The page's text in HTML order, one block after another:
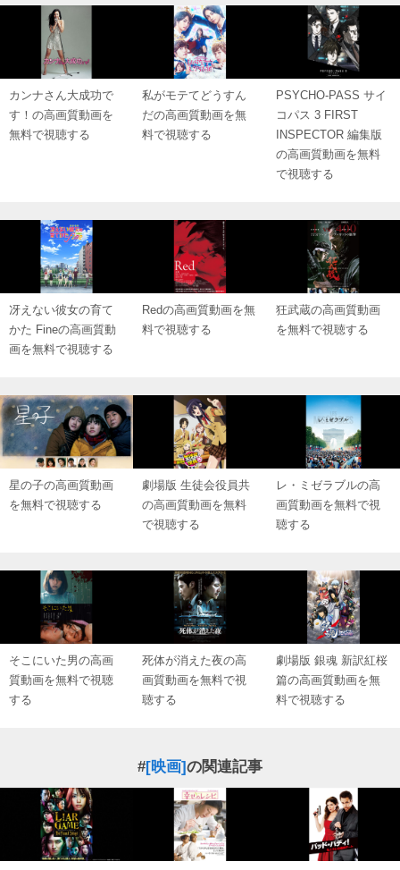
カンナさん大成功で
す！の高画質動画を
無料で視聴する
私がモテてどうすん
だの高画質動画を無
料で視聴する
PSYCHO-PASS サイ
コパス 3 FIRST
INSPECTOR 編集版
の高画質動画を無料
で視聴する
冴えない彼女の育て
かた Fineの高画質動
画を無料で視聴する
Redの高画質動画を無
料で視聴する
狂武蔵の高画質動画
を無料で視聴する
星の子の高画質動画
を無料で視聴する
劇場版 生徒会役員共
の高画質動画を無料
で視聴する
レ・ミゼラブルの高
画質動画を無料で視
聴する
そこにいた男の高画
質動画を無料で視聴
する
死体が消えた夜の高
画質動画を無料で視
聴する
劇場版 銀魂 新訳紅桜
篇の高画質動画を無
料で視聴する
#[映画]の関連記事